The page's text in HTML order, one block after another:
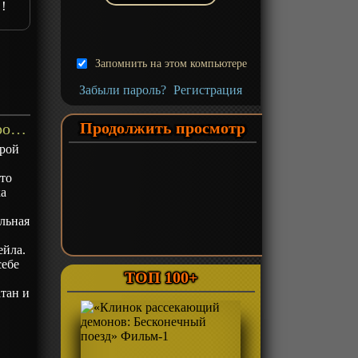
«Огни Пёстрой арены: Это здорово!» ОВА-3 - описание
и
Запомнить на этом компьютере
Забыли пароль? Регистрация
Продолжить просмотр
ТОП 100+